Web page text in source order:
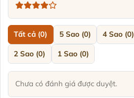
Tất cả (0) 5 Sao (0) 4 Sao (0)
2 Sao (0) 1 Sao (0)
Chưa có đánh giá được duyệt.